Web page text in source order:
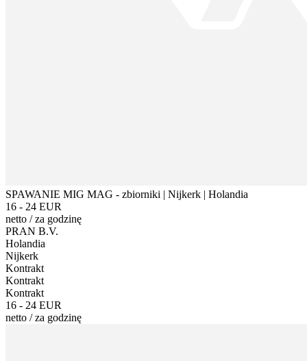
SPAWANIE MIG MAG - zbiorniki | Nijkerk | Holandia
16 - 24 EUR
netto /za godzinę
PRAN B.V.
Holandia
Nijkerk
Kontrakt
Kontrakt
Kontrakt
16 - 24 EUR
netto /za godzinę